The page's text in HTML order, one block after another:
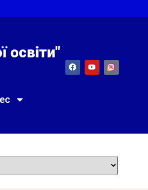
освіти"